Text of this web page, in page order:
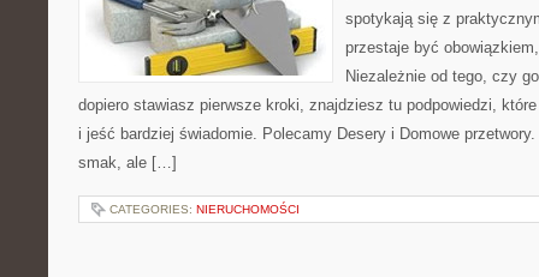
spotykają się z
przestaje być
Niezależnie od tego, czy
dopiero stawiasz pierwsze kroki, znajdziesz tu podpowiedzi,
i jeść bardziej świadomie. Polecamy Desery i Domowe
smak, ale […]
CATEGORIES: NIERUCHOMOŚCI